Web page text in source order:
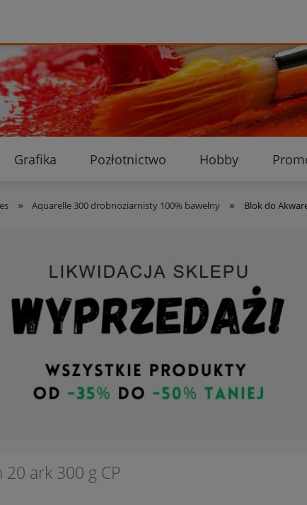
Grafika Pozłotnictwo Hobby
» Aquarelle 300 drobnoziarnisty 100% bawełny » Blok do
ark 300 g CP